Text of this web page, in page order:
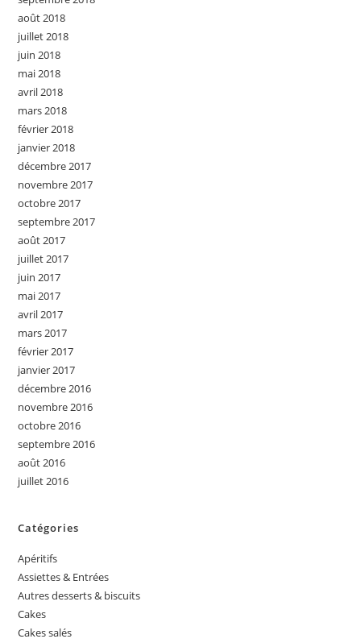
août 2018
juillet 2018
juin 2018
mai 2018
avril 2018
mars 2018
février 2018
janvier 2018
décembre 2017
novembre 2017
octobre 2017
septembre 2017
août 2017
juillet 2017
juin 2017
mai 2017
avril 2017
mars 2017
février 2017
janvier 2017
décembre 2016
novembre 2016
octobre 2016
septembre 2016
août 2016
juillet 2016
Catégories
Apéritifs
Assiettes & Entrées
Autres desserts & biscuits
Cakes
Cakes salés